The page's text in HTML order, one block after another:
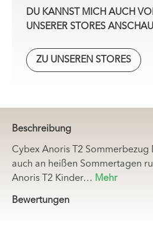
DU KANNST MICH AUCH
UNSERER STORES
ZU UNSEREN STORES
Beschreibung
Cybex Anoris T2 Sommerbezug
auch an heißen Sommertagen
Anoris T2 Kinder… Mehr
Bewertungen